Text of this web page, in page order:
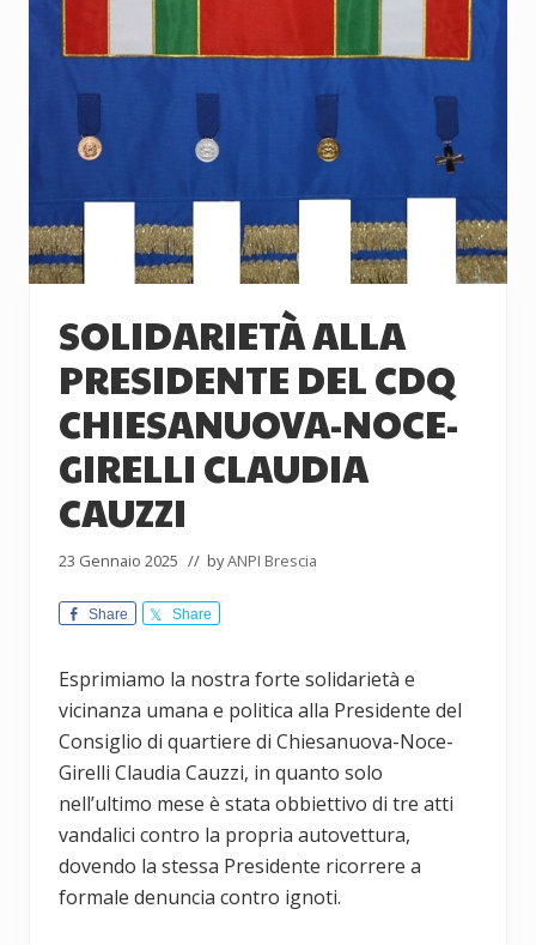
SOLIDARIETÀ ALLA
PRESIDENTE DEL CDQ
CHIESANUOVA-NOCE-
GIRELLI CLAUDIA
CAUZZI
23 Gennaio 2025 // byANPI Brescia
Share Share
Esprimiamo la nostra forte solidarietà e
vicinanza umana e politica alla Presidente del
Consiglio di quartiere di Chiesanuova-Noce-
Girelli Claudia Cauzzi, in quanto solo
nell’ultimo mese è stata obbiettivo di tre atti
vandalici contro la propria autovettura,
dovendo la stessa Presidente ricorrere a
formale denuncia contro ignoti.